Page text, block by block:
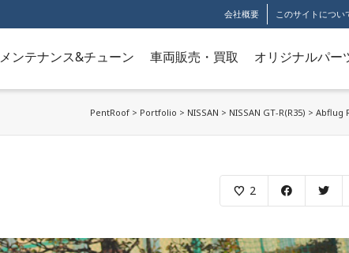
会社概要 このサイトについ
メンテナンス&チューン 車両販売・買取 オリジナルパー
PentRoof > Portfolio > NISSAN > NISSAN GT-R(R35) > Abflug
2